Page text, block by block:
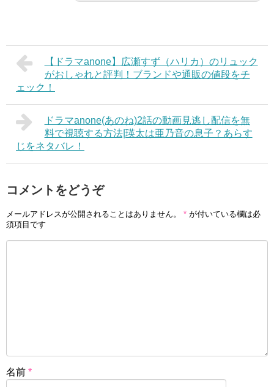
【ドラマanone】広瀬すず（ハリカ）のリュック
がおしゃれと評判！ブランドや通販の値段をチ
ェック！
ドラマanone(あのね)2話の動画見逃し配信を無
料で視聴する方法|瑛太は亜乃音の息子？あらす
じをネタバレ！
コメントをどうぞ
メールアドレスが公開されることはありません。 * が付いている欄は必
須項目です
名前 *